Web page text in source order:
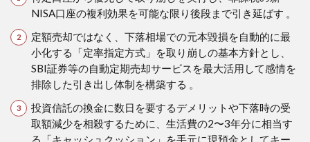
NISA口座の複利効果を可能な限り後段まで引き延ばす 。
定額売却ではなく、下落相場での元本毀損を自動的に最
小化する「定率指定方式」を取り崩しの基本方針とし、
SBI証券等の自動定期売却サービスを最大活用して感情を
排除した引き出し体制を構築する 。
投資信託の換金に数日を要するデメリットや下落時の受
取額減少を相殺するために、生活費の2〜3年分に相当す
る「キャッシュクッション」を手元に現預金としてキー